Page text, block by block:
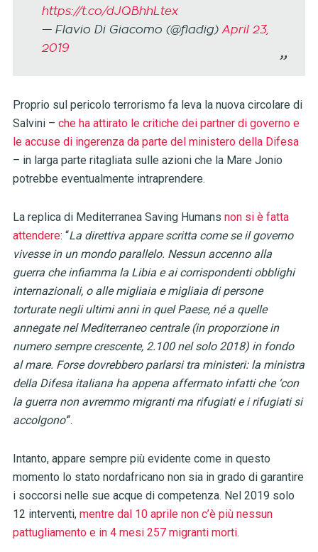
https://t.co/dJQBhhLtex
— Flavio Di Giacomo (@fladig) April 23,
2019
Proprio sul pericolo terrorismo fa leva la nuova circolare di
Salvini – che ha attirato le critiche dei partner di governo e
le accuse di ingerenza da parte del ministero della Difesa
– in larga parte ritagliata sulle azioni che la Mare Jonio
potrebbe eventualmente intraprendere.
La replica di Mediterranea Saving Humans non si è fatta
attendere: “La direttiva appare scritta come se il governo
vivesse in un mondo parallelo. Nessun accenno alla
guerra che infiamma la Libia e ai corrispondenti obblighi
internazionali, o alle migliaia e migliaia di persone
torturate negli ultimi anni in quel Paese, né a quelle
annegate nel Mediterraneo centrale (in proporzione in
numero sempre crescente, 2.100 nel solo 2018) in fondo
al mare. Forse dovrebbero parlarsi tra ministeri: la ministra
della Difesa italiana ha appena affermato infatti che ‘con
la guerra non avremmo migranti ma rifugiati e i rifugiati si
accolgono’“.
Intanto, appare sempre più evidente come in questo
momento lo stato nordafricano non sia in grado di garantire
i soccorsi nelle sue acque di competenza. Nel 2019 solo
12 interventi, mentre dal 10 aprile non c’è più nessun
pattugliamento e in 4 mesi 257 migranti morti.